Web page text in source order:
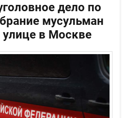
дело по
мусульман
улице в Москве